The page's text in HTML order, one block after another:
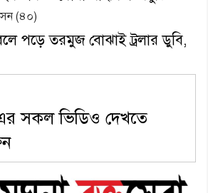
পড়ে তরমুজ বোঝাই ট্রলার ডুবি,
সকল ভিডিও দেখতে